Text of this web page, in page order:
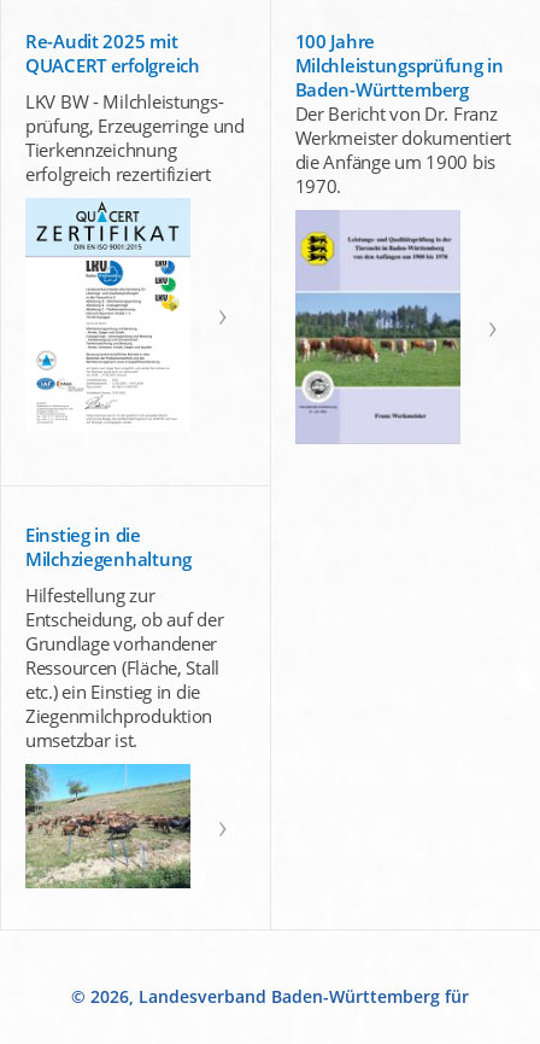
Re-Audit 2025 mit
QUACERT erfolgreich
LKV BW - Milchleistungs-
prüfung, Erzeugerringe und
Tierkennzeichnung
erfolgreich rezertifiziert
100 Jahre
Milchleistungsprüfung in
Baden-Württemberg
Der Bericht von Dr. Franz
Werkmeister dokumentiert
die Anfänge um 1900 bis
1970.
Einstieg in die
Milchziegenhaltung
Hilfestellung zur
Entscheidung, ob auf der
Grundlage vorhandener
Ressourcen (Fläche, Stall
etc.) ein Einstieg in die
Ziegenmilchproduktion
umsetzbar ist.
© 2026, Landesverband Baden-Württemberg für